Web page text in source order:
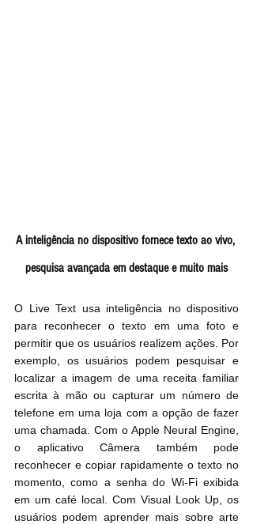
A inteligência no dispositivo fornece texto ao vivo,
pesquisa avançada em destaque e muito mais
O Live Text usa inteligência no dispositivo
para reconhecer o texto em uma foto e
permitir que os usuários realizem ações. Por
exemplo, os usuários podem pesquisar e
localizar a imagem de uma receita familiar
escrita à mão ou capturar um número de
telefone em uma loja com a opção de fazer
uma chamada. Com o Apple Neural Engine,
o aplicativo Câmera também pode
reconhecer e copiar rapidamente o texto no
momento, como a senha do Wi-Fi exibida
em um café local. Com Visual Look Up, os
usuários podem aprender mais sobre arte